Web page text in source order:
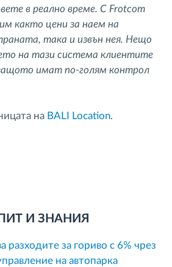
в реално време. С Frotcom
както цени за наем на
така и извън нея. Нещо
на тази система клиентите
имат по-голям контрол
на BALI Location.
И ЗНАНИЯ
разходите за гориво с 6% чрез
на автопарка